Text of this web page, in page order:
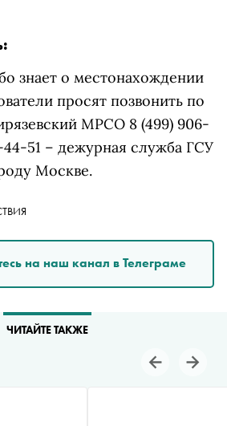
знает о местонахождении
просят позвонить по
МРСО 8 (499) 906-
44-51 – дежурная служба ГСУ
Москве.
на наш канал в Телеграме
ЧИТАЙТЕ ТАКЖЕ